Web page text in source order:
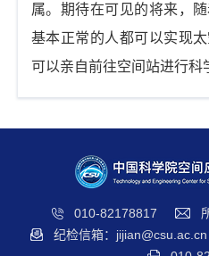
属。期待在可见的将来，
基本正常的人都可以实现
可以亲自前往空间站进行科
010-82178817
纪检信箱：jijian@csu.ac.cn